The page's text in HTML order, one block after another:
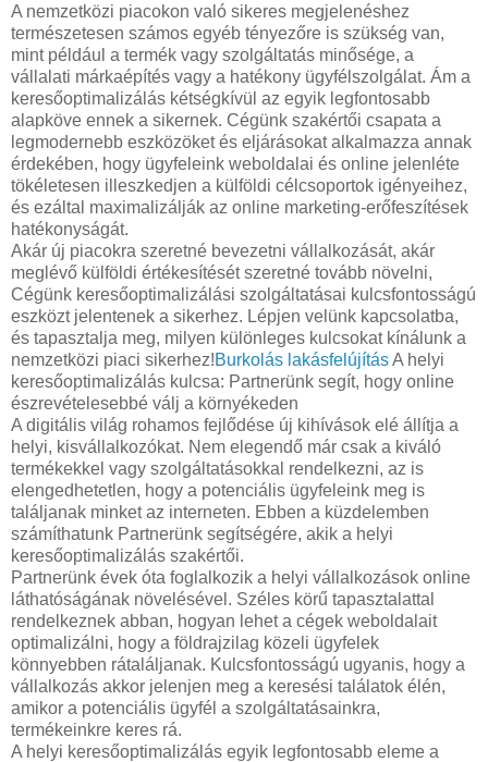
A nemzetközi piacokon való sikeres megjelenéshez
természetesen számos egyéb tényezőre is szükség van,
mint például a termék vagy szolgáltatás minősége, a
vállalati márkaépítés vagy a hatékony ügyfélszolgálat. Ám a
keresőoptimalizálás kétségkívül az egyik legfontosabb
alapköve ennek a sikernek. Cégünk szakértői csapata a
legmodernebb eszközöket és eljárásokat alkalmazza annak
érdekében, hogy ügyfeleink weboldalai és online jelenléte
tökéletesen illeszkedjen a külföldi célcsoportok igényeihez,
és ezáltal maximalizálják az online marketing-erőfeszítések
hatékonyságát.
Akár új piacokra szeretné bevezetni vállalkozását, akár
meglévő külföldi értékesítését szeretné tovább növelni,
Cégünk keresőoptimalizálási szolgáltatásai kulcsfontosságú
eszközt jelentenek a sikerhez. Lépjen velünk kapcsolatba,
és tapasztalja meg, milyen különleges kulcsokat kínálunk a
nemzetközi piaci sikerhez!Burkolás lakásfelújításA helyi
keresőoptimalizálás kulcsa: Partnerünk segít, hogy online
észrevételesebbé válj a környékeden
A digitális világ rohamos fejlődése új kihívások elé állítja a
helyi, kisvállalkozókat. Nem elegendő már csak a kiváló
termékekkel vagy szolgáltatásokkal rendelkezni, az is
elengedhetetlen, hogy a potenciális ügyfeleink meg is
találjanak minket az interneten. Ebben a küzdelemben
számíthatunk Partnerünk segítségére, akik a helyi
keresőoptimalizálás szakértői.
Partnerünk évek óta foglalkozik a helyi vállalkozások online
láthatóságának növelésével. Széles körű tapasztalattal
rendelkeznek abban, hogyan lehet a cégek weboldalait
optimalizálni, hogy a földrajzilag közeli ügyfelek
könnyebben rátaláljanak. Kulcsfontosságú ugyanis, hogy a
vállalkozás akkor jelenjen meg a keresési találatok élén,
amikor a potenciális ügyfél a szolgáltatásainkra,
termékeinkre keres rá.
A helyi keresőoptimalizálás egyik legfontosabb eleme a